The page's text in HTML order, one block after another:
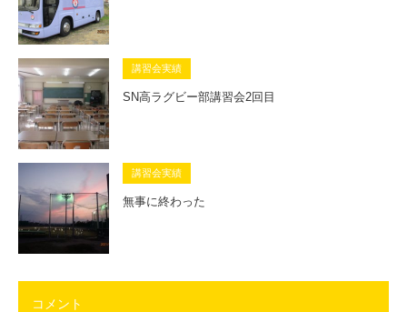
講習会実績
SN高ラグビー部講習会2回目
講習会実績
無事に終わった
コメント